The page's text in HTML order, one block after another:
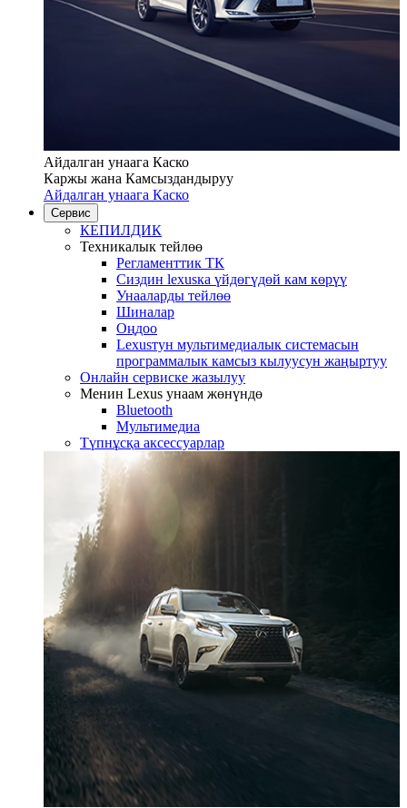
Айдалган унаага Каско
Каржы жана Камсыздандыруу
Айдалган унаага Каско
Сервис
КЕПИЛДИК
Техникалык тейлөө
Регламенттик ТК
Сиздин lexusка үйдөгүдөй кам көрүү
Унааларды тейлөө
Шиналар
Оңдоо
Lexusтун мультимедиалык системасын
программалык камсыз кылуусун жаңыртуу
Онлайн сервиске жазылуу
Менин Lexus унаам жөнүндө
Bluetooth
Mультимедиа
Түпнұсқа аксессуарлар